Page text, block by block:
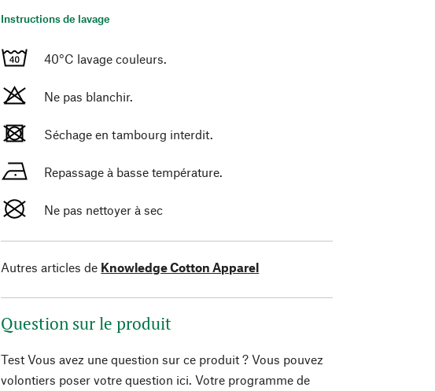
Instructions de lavage
40°C lavage couleurs.
Ne pas blanchir.
Séchage en tambourg interdit.
Repassage à basse température.
Ne pas nettoyer à sec
Autres articles de Knowledge Cotton Apparel
Question sur le produit
Test Vous avez une question sur ce produit ? Vous pouvez
volontiers poser votre question ici. Votre programme de